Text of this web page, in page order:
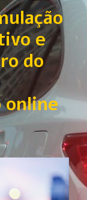
e
do
online